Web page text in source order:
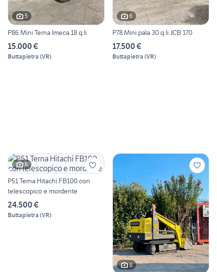
5
P86 Mini Terna Imeca 18 q.li
15.000 €
Buttapietra (VR)
6
P78 Mini pala 30 q.li JCB 170
17.500 €
Buttapietra (VR)
6
P51 Terna Hitachi FB100 con
telescopico e mordente
24.500 €
Buttapietra (VR)
6